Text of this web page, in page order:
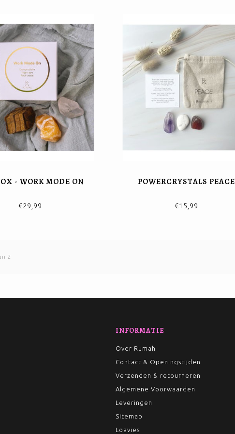
- WORK MODE ON
€29,99
POWERCRYSTALS PEACE
€15,99
2
INFORMATIE
Over Rumah
Contact & Openingstijden
Verzenden & retourneren
Algemene Voorwaarden
Leveringen
Sitemap
Loavies